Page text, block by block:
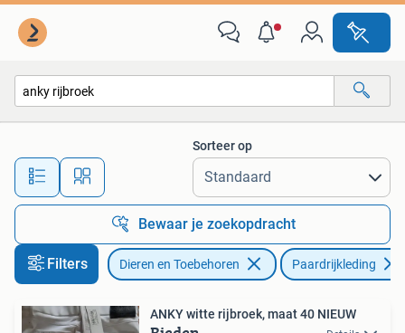
Alle afstanden…
Sorteer op
Bewaar je zoekopdracht
Filters Dieren en Toebehoren Paardrijkleding
ANKY witte rijbroek, maat 40 NIEUW